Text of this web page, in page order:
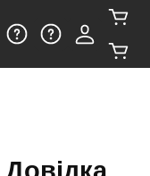
Довідка